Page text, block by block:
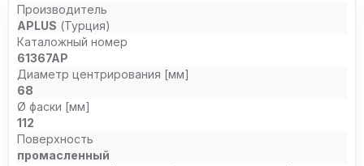
Производитель
APLUS (Турция)
Каталожный номер
61367AP
Диаметр центрирования [мм]
68
Ø фаски [мм]
112
Поверхность
промасленный